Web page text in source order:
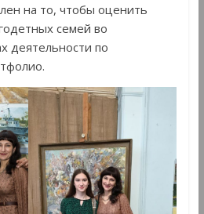
на то, чтобы оценить
семей во
деятельности по